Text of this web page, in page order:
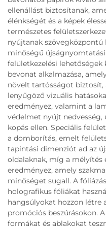
ellenállást biztosítanak,
élénkségét és a képek
természetes
nyújtanak szövegközpontú
minőségű
felületkezelési lehetőségek
bevonat alkalmazása,
növelt tartósságot biztosít,
lenyűgöző vizuális
eredményez, valamint a
védelmet nyújt
kopás ellen. Speciális
a domborítás, emelt
tapintási dimenziót ad az
oldalaknak, míg a mélyítés
eredményez, amely
minőséget sugall. A
holografikus fóliákat
hangsúlyokat hozzon létre
promóciós beszúrásokon.
formákat és ablakokat